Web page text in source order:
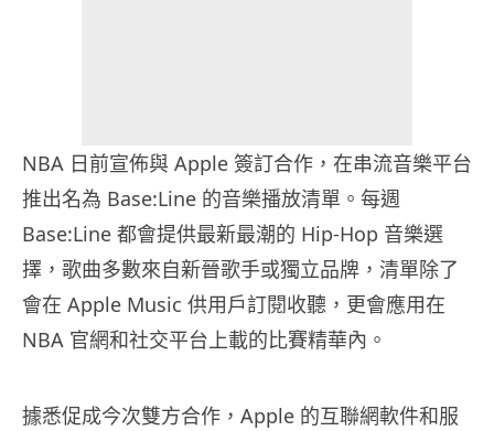
NBA 日前宣佈與 Apple 簽訂合作，在串流音樂平台
推出名為 Base:Line 的音樂播放清單。每週
Base:Line 都會提供最新最潮的 Hip-Hop 音樂選
擇，歌曲多數來自新晉歌手或獨立品牌，清單除了
會在 Apple Music 供用戶訂閱收聽，更會應用在
NBA 官網和社交平台上載的比賽精華內。
據悉促成今次雙方合作，Apple 的互聯網軟件和服